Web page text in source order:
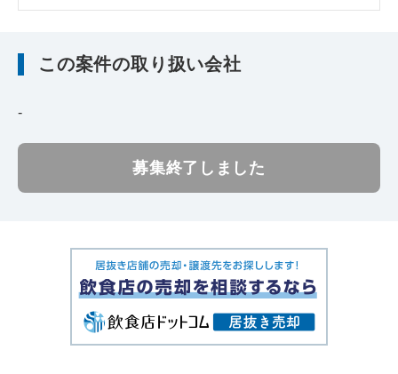
この案件の取り扱い会社
-
募集終了しました